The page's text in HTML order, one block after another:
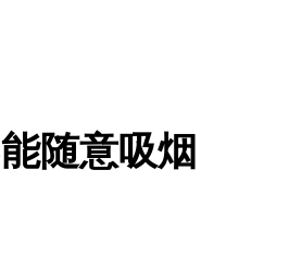
随意吸烟